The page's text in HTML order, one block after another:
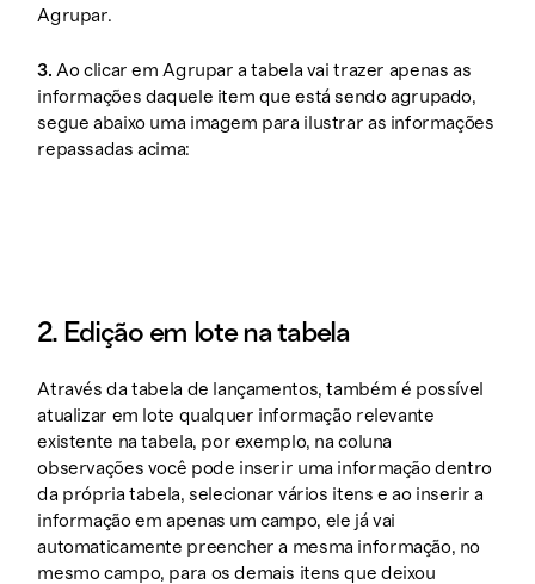
Agrupar.
3. Ao clicar em Agrupar a tabela vai trazer apenas as
informações daquele item que está sendo agrupado,
segue abaixo uma imagem para ilustrar as informações
repassadas acima:
2. Edição em lote na tabela
Através da tabela de lançamentos, também é possível
atualizar em lote qualquer informação relevante
existente na tabela, por exemplo, na coluna
observações você pode inserir uma informação dentro
da própria tabela, selecionar vários itens e ao inserir a
informação em apenas um campo, ele já vai
automaticamente preencher a mesma informação, no
mesmo campo, para os demais itens que deixou